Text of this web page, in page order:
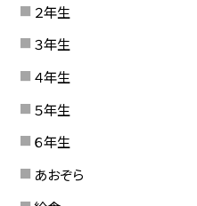
２年生
３年生
４年生
５年生
６年生
あおぞら